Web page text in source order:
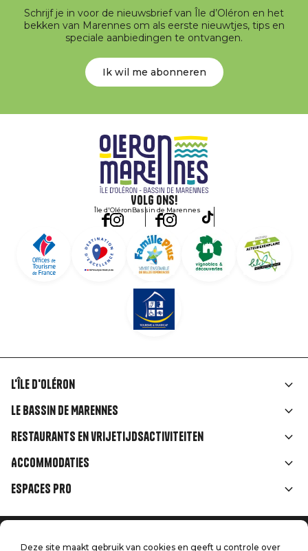
Schrijf je in voor de nieuwsbrief van Île d’Oléron en het
bekken van Marennes om als eerste nieuwtjes, tips en
speciale aanbiedingen te ontvangen.
Ik wil me abonneren
Volg ons!
Île d'OléronBassin de Marennes
Liens
rubriques
L'île d'Oléron
Le Bassin de Marennes
Restaurants en vrijetijdsactiviteiten
Accommodaties
Espaces Pro
Home
Deze site maakt gebruik van cookies en geeft u controle over